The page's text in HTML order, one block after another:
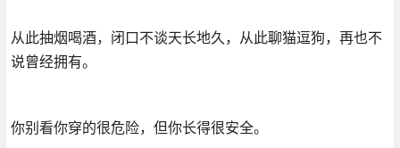
从此抽烟喝酒，闭口不谈天长地久，从此聊猫逗狗，再也不
说曾经拥有。
你别看你穿的很危险，但你长得很安全。